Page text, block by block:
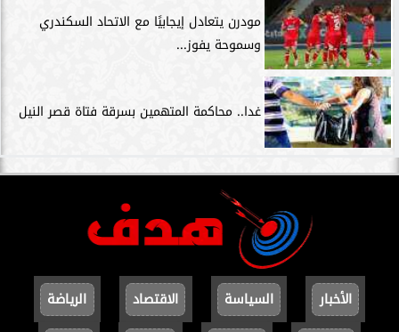
مودرن يتعادل إيجابيًا مع الاتحاد السكندري
وسموحة يفوز...
غدا.. محاكمة المتهمين بسرقة فتاة قصر النيل
الأخبار السياسة الاقتصاد
الرياضة